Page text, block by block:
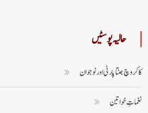
حالیہ پوسٹیں
کاکروچ جنتا پارٹی اور نوجوان
نغماتِ خواتین